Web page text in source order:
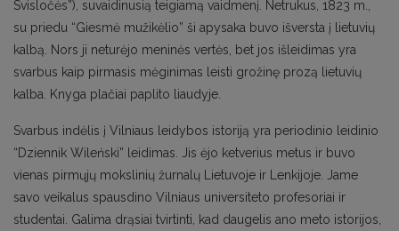
Svisločės”), suvaidinusią teigiamą vaidmenį. Netrukus, 1823 m.,
su priedu “Giesmė mužikėlio” ši apysaka buvo išversta į lietuvių
kalbą. Nors ji neturėjo meninės vertės, bet jos išleidimas yra
svarbus kaip pirmasis mėginimas leisti grožinę prozą lietuvių
kalba. Knyga plačiai paplito liaudyje.
Svarbus indėlis į Vilniaus leidybos istoriją yra periodinio leidinio
“Dziennik Wileński” leidimas. Jis ėjo ketverius metus ir buvo
vienas pirmųjų mokslinių žurnalų Lietuvoje ir Lenkijoje. Jame
savo veikalus spausdino Vilniaus universiteto profesoriai ir
studentai. Galima drąsiai tvirtinti, kad daugelis ano meto istorijos,